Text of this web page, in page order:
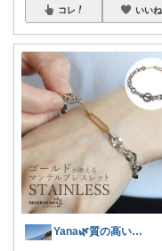
コレ いいね
Yana🌿質の高い暮らしのROOM